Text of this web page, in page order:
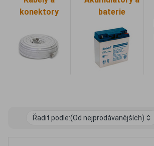
konektory
baterie
Řadit podle:(Od nejprodávanějších)